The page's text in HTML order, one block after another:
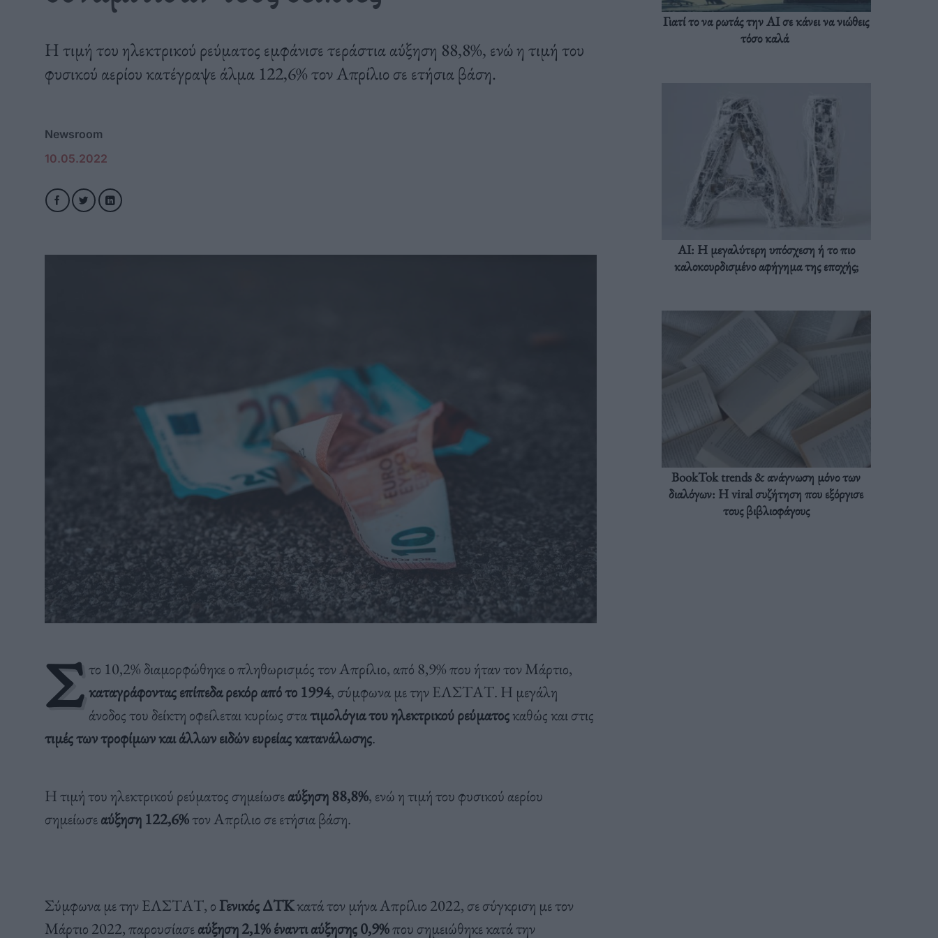
Η τιμή του ηλεκτρικού ρεύματος εμφάνισε τεράστια αύξηση 88,8%, ενώ η τιμή του
φυσικού αερίου κατέγραψε άλμα 122,6% τον Απρίλιο σε ετήσια βάση.
Newsroom
10.05.2022
Σ το 10,2% διαμορφώθηκε ο πληθωρισμός τον Απρίλιο, από 8,9% που ήταν τον Μάρτιο,
καταγράφοντας επίπεδα ρεκόρ από το 1994, σύμφωνα με την ΕΛΣΤΑΤ. Η μεγάλη
άνοδος του δείκτη οφείλεται κυρίως στατιμολόγια του ηλεκτρικού ρεύματοςκαθώς και στις
τιμές των τροφίμων και άλλων ειδών ευρείας κατανάλωσης.
Η τιμή του ηλεκτρικού ρεύματος σημείωσεαύξηση 88,8%, ενώ η τιμή του φυσικού αερίου
σημείωσεαύξηση 122,6%τον Απρίλιο σε ετήσια βάση.
Σύμφωνα με την ΕΛΣΤΑΤ, οΓενικός ΔΤΚκατά τον μήνα Απρίλιο 2022, σε σύγκριση με τον
Μάρτιο 2022, παρουσίασεαύξηση 2,1% έναντι αύξησης 0,9%που σημειώθηκε κατά την
Γιατί το να ρωτάς την AI σε κάνει να νιώθεις
τόσο καλά
AI: Η μεγαλύτερη υπόσχεση ή το πιο
καλοκουρδισμένο αφήγημα της εποχής;
BookTok trends & ανάγνωση μόνο των
διαλόγων: Η viral συζήτηση που εξόργισε
τους βιβλιοφάγους